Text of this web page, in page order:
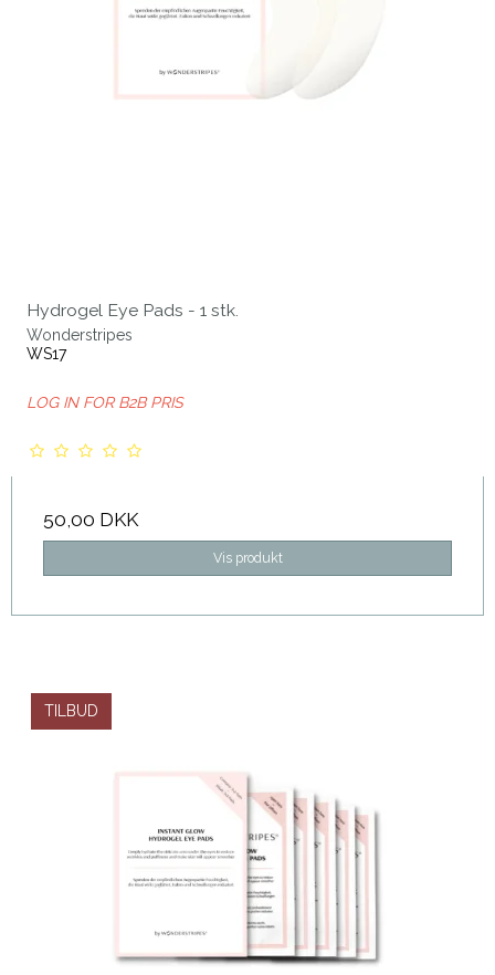
Hydrogel Eye Pads - 1 stk.
Wonderstripes
WS17
LOG IN FOR B2B PRIS
50,00 DKK
Vis produkt
TILBUD